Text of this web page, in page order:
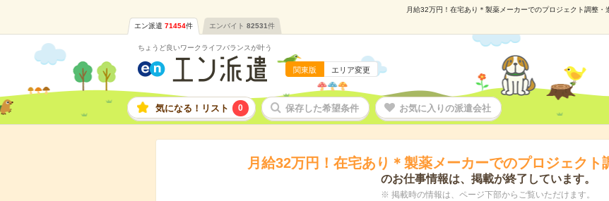
月給32万円！在宅あり＊製薬メーカーでのプロジェクト調整
エン派遣 71454件 エンバイト 82531件
ちょうど良いワークライフバランスが叶う
関東版 エリア変更
気になる！リスト 0 保存した希望条件 お気に入りの派遣会社
月給32万円！在宅あり＊製薬メーカーでのプロジェクト
のお仕事情報は、掲載が終了しています。
※ 掲載時の情報は、ページ下部からご覧いただけます。